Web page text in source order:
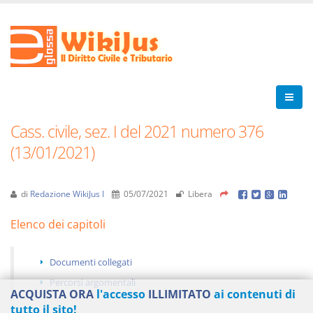
Cass. civile, sez. I del 2021 numero 376
(13/01/2021)
di Redazione WikiJus I 05/07/2021 Libera
Elenco dei capitoli
Documenti collegati
Percorsi argomentali
ACQUISTA ORA l'accesso ILLIMITATO ai contenuti di
tutto il sito!